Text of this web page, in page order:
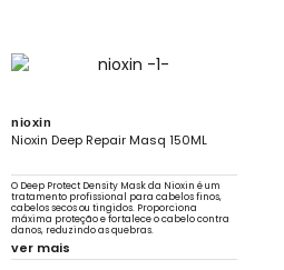
nioxin
Nioxin Deep Repair Masq 150ML
O Deep Protect Density Mask da Nioxin é um
tratamento profissional para cabelos finos,
cabelos secos ou tingidos. Proporciona
máxima proteção e fortalece o cabelo contra
danos, reduzindo as quebras.
ver mais